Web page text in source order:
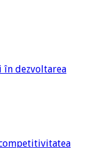
dezvoltarea